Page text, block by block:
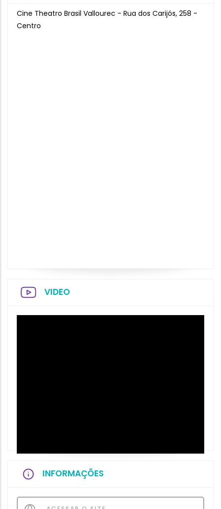
Cine Theatro Brasil Vallourec - Rua dos Carijós, 258 -
Centro
VIDEO
INFORMAÇÕES